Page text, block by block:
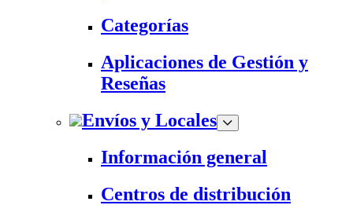
Categorías
Aplicaciones de Gestión y
Reseñas
Envíos y Locales
Información general
Centros de distribución